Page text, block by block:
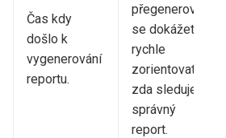
Čas kdy
došlo k
vygenerování
reportu.
přegenerování
se dokážete
rychle
zorientovat,
zda sledujete
správný
report.